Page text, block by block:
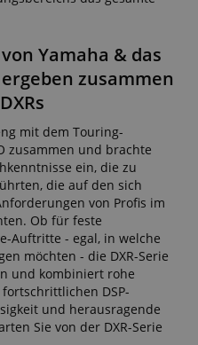
Yamaha & das
zusammen
mit dem Touring-
zusammen und brachte
ein, die zu
die auf den sich
von Profis im
Ob für feste
Auftritte - egal, in welche
möchten - die DXR-Serie
und kombiniert rohe
DSP-
und herausragende
Sie von der DXR-Serie